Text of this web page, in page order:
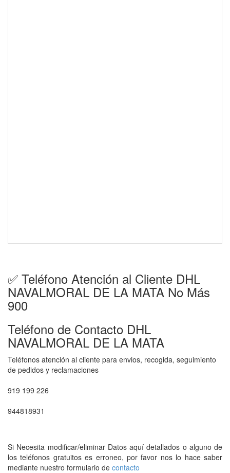
✅ Teléfono Atención al Cliente DHL
NAVALMORAL DE LA MATA No Más
900
Teléfono de Contacto DHL
NAVALMORAL DE LA MATA
Teléfonos atención al cliente para envios, recogida, seguimiento
de pedidos y reclamaciones
919 199 226
944818931
Si Necesita modificar/eliminar Datos aquí detallados o alguno de
los teléfonos gratuitos es erroneo, por favor nos lo hace saber
mediante nuestro formulario de contacto